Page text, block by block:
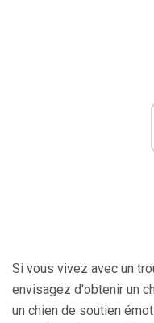
Si vous vivez avec un
envisagez d'obtenir un
un chien de soutien